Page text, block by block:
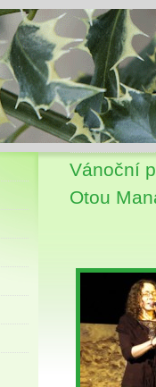
Vánoční
Otou